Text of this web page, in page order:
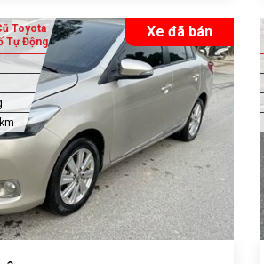
Xe đã bán
Toyota
Tự Động